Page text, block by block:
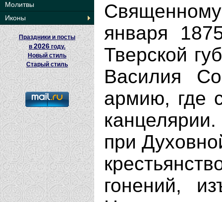
Молитвы
Иконы
Праздники и посты
в 2026 году.
Новый стиль
Старый стиль
января
Тверской
Василия
армию, где
при
гонений,